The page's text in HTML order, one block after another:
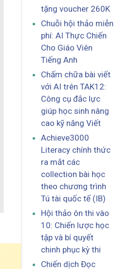
tặng voucher 260K
Chuỗi hội thảo miễn
phí: AI Thực Chiến
Cho Giáo Viên
Tiếng Anh
Chấm chữa bài viết
với AI trên TAK12:
Công cụ đắc lực
giúp học sinh nâng
cao kỹ năng Viết
Achieve3000
Literacy chính thức
ra mắt các
collection bài học
theo chương trình
Tú tài quốc tế (IB)
Hội thảo ôn thi vào
10: Chiến lược học
tập và bí quyết
chinh phục kỳ thi
Chiến dịch Đọc